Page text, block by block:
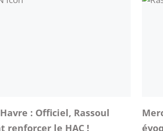
: Officiel, Rassoul
renforcer le HAC !